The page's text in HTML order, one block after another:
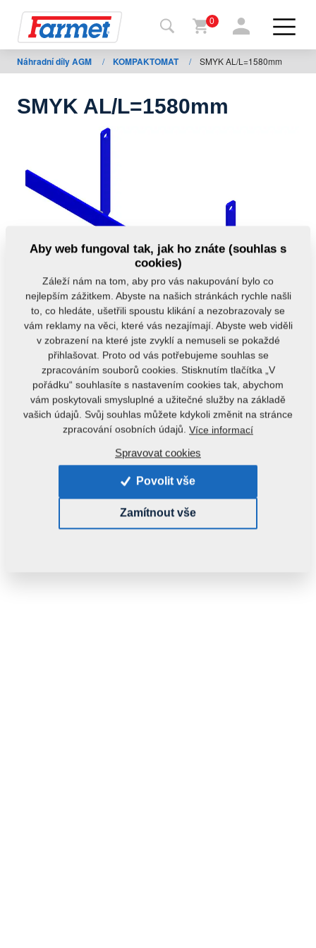
Zpět
na
Moje
stroje
stažení
0
Náhradní díly AGM / KOMPAKTOMAT / SMYK AL/L=1580mm
SMYK AL/L=1580mm
Kód produktu: 3002555
Původní katalogové číslo:
30025658000518-30080
Tento díl je použitelný i pro následující stroje:
Aby web fungoval tak, jak ho znáte (souhlas s
cookies)
Záleží nám na tom, aby pro vás nakupování bylo co
nejlepším zážitkem. Abyste na našich stránkách rychle našli
to, co hledáte, ušetřili spoustu klikání a nezobrazovaly se
vám reklamy na věci, které vás nezajímají. Abyste web viděli
v zobrazení na které jste zvyklí a nemuseli se pokaždé
přihlašovat. Proto od vás potřebujeme souhlas se
zpracováním souborů cookies. Stisknutím tlačítka „V
pořádku“ souhlasíte s nastavením cookies tak, abychom
vám poskytovali smysluplné a užitečné služby na základě
vašich údajů. Svůj souhlas můžete kdykoli změnit na stránce
zpracování osobních údajů. Více informací
Spravovat cookies
Povolit vše
Zamítnout vše